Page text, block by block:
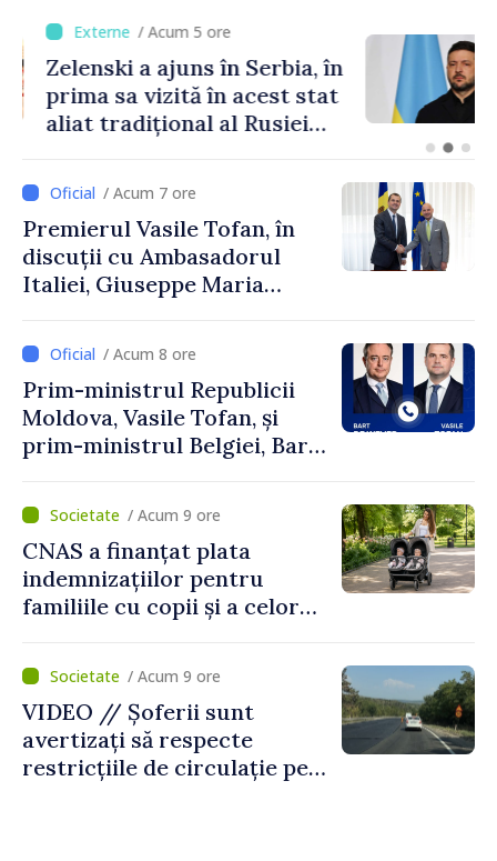
/ Acum 5 ore
Zelenski a ajuns în Serbia, în
prima sa vizită în acest stat
aliat tradițional al Rusiei
/ Acum 7 ore
Premierul Vasile Tofan, în
discuții cu Ambasadorul
Italiei, Giuseppe Maria
/ Acum 8 ore
Prim-ministrul Republicii
Moldova, Vasile Tofan, și
prim-ministrul Belgiei, Bart
despre parcursul european
al Republicii Moldova.
/ Acum 9 ore
CNAS a finanțat plata
indemnizațiilor pentru
familiile cu copii și a celor
temporară de muncă
/ Acum 9 ore
VIDEO // Șoferii sunt
avertizați să respecte
restricțiile de circulație pe